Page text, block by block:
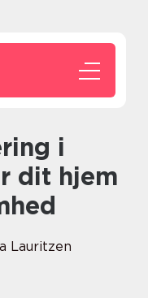
dit hjem
Lauritzen